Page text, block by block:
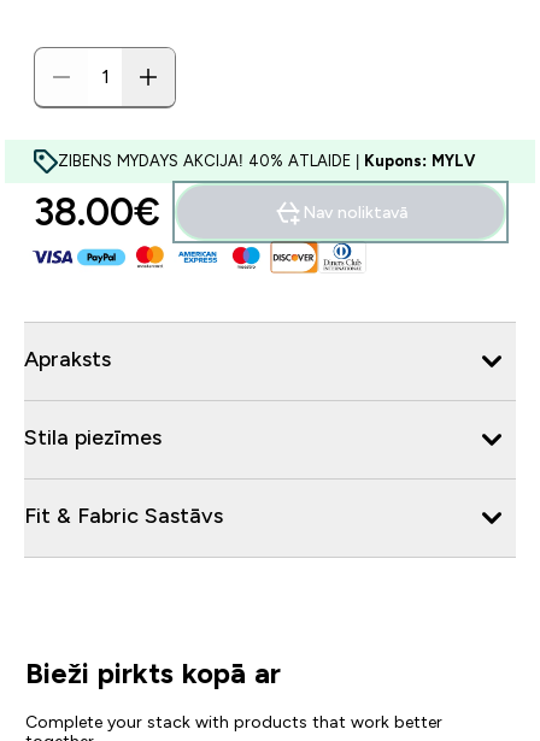
ZIBENS MYDAYS AKCIJA! 40% ATLAIDE | Kupons: MYLV
38.00€‎ Nav noliktavā
Apraksts
Stila piezīmes
Fit & Fabric Sastāvs
Bieži pirkts kopā ar
Complete your stack with products that work better